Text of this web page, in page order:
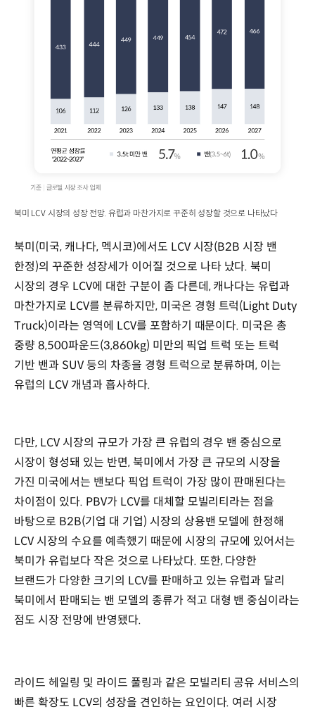
북미 LCV 시장의 성장 전망. 유럽과 마찬가지로 꾸준히 성장할 것으로 나타났다
북미(미국, 캐나다, 멕시코)에서도 LCV 시장(B2B 시장 밴
한정)의 꾸준한 성장세가 이어질 것으로 나타났다. 북미
시장의 경우 LCV에 대한 구분이 좀 다른데, 캐나다는 유럽과
마찬가지로 LCV를 분류하지만, 미국은 경형 트럭(Light Duty
Truck)이라는 영역에 LCV를 포함하기 때문이다. 미국은 총
중량 8,500파운드(3,860kg) 미만의 픽업 트럭 또는 트럭
기반 밴과 SUV 등의 차종을 경형 트럭으로 분류하며, 이는
유럽의 LCV 개념과 흡사하다.
다만, LCV 시장의 규모가 가장 큰 유럽의 경우 밴 중심으로
시장이 형성돼 있는 반면, 북미에서 가장 큰 규모의 시장을
가진 미국에서는 밴보다 픽업 트럭이 가장 많이 판매된다는
차이점이 있다. PBV가 LCV를 대체할 모빌리티라는 점을
바탕으로 B2B(기업 대 기업) 시장의 상용밴 모델에 한정해
LCV 시장의 수요를 예측했기 때문에 시장의 규모에 있어서는
북미가 유럽보다 작은 것으로 나타났다. 또한, 다양한
브랜드가 다양한 크기의 LCV를 판매하고 있는 유럽과 달리
북미에서 판매되는 밴 모델의 종류가 적고 대형 밴 중심이라는
점도 시장 전망에 반영됐다.
라이드 헤일링 및 라이드 풀링과 같은 모빌리티 공유 서비스의
빠른 확장도 LCV의 성장을 견인하는 요인이다. 여러 시장